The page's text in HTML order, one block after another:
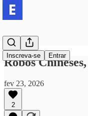
Inscreva-se Entrar
Robôs
fev 23, 2026
2